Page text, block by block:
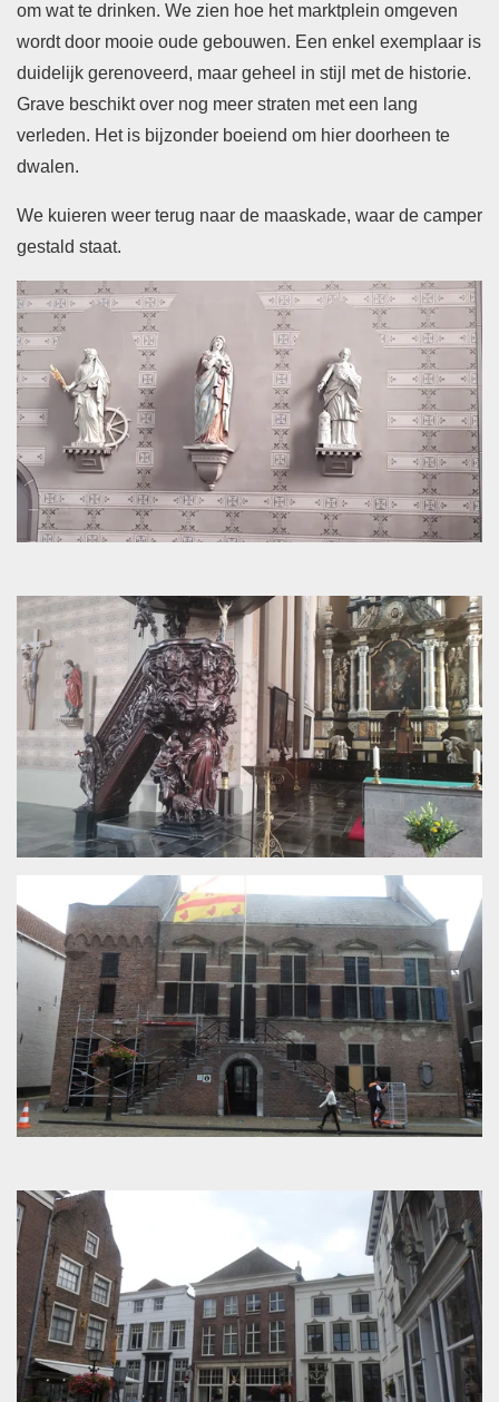
om wat te drinken. We zien hoe het marktplein omgeven
wordt door mooie oude gebouwen. Een enkel exemplaar is
duidelijk gerenoveerd, maar geheel in stijl met de historie.
Grave beschikt over nog meer straten met een lang
verleden. Het is bijzonder boeiend om hier doorheen te
dwalen.
We kuieren weer terug naar de maaskade, waar de camper
gestald staat.